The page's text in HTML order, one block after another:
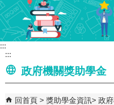
:::
:::
政府機關獎助學金
回首頁 獎助學金資訊 政